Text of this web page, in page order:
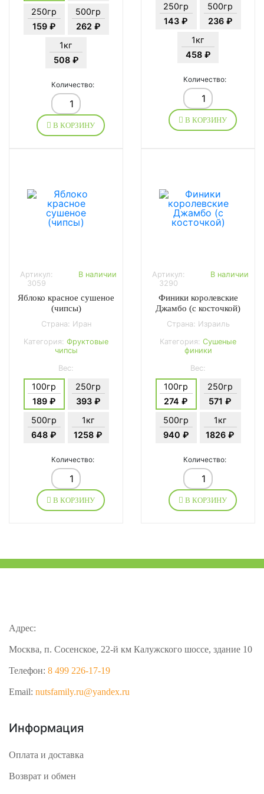
250гр
159 ₽
500гр
262 ₽
1кг
508 ₽
Количество:
В КОРЗИНУ
250гр
143 ₽
500гр
236 ₽
1кг
458 ₽
Количество:
В КОРЗИНУ
Артикул:
3059
В наличии
Яблоко красное сушеное
(чипсы)
Страна: Иран
Категория: Фруктовые
чипсы
Вес:
100гр
189 ₽
250гр
393 ₽
500гр
648 ₽
1кг
1258 ₽
Количество:
В КОРЗИНУ
Артикул:
3290
В наличии
Финики королевские
Джамбо (с косточкой)
Страна: Израиль
Категория: Сушеные
финики
Вес:
100гр
274 ₽
250гр
571 ₽
500гр
940 ₽
1кг
1826 ₽
Количество:
В КОРЗИНУ
Адрес:
Москва, п. Сосенское, 22-й км Калужского шоссе, здание 10
Телефон: 8 499 226-17-19
Email: nutsfamily.ru@yandex.ru
Информация
Оплата и доставка
Возврат и обмен